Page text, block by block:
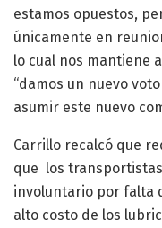
estamos opuestos,
únicamente en
lo cual nos mantiene
“damos un nuevo
asumir este nuevo
Carrillo recalcó que
que los
involuntario por falta
alto costo de los